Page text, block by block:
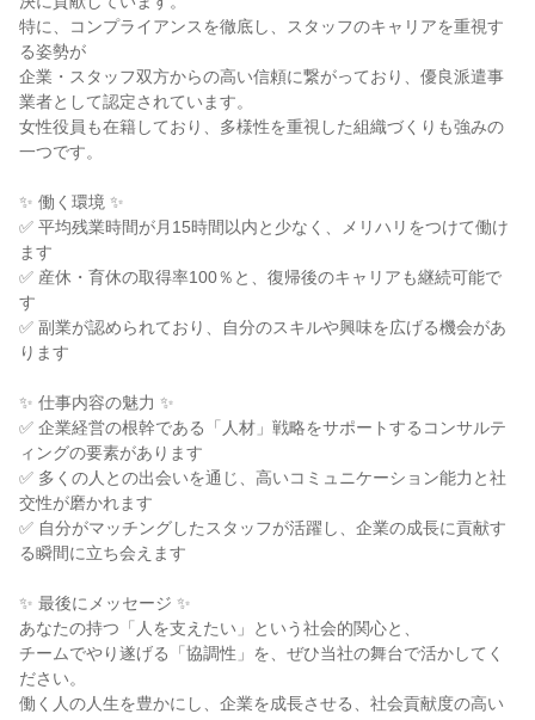
特に、コンプライアンスを徹底し、スタッフのキャリアを重視す
る姿勢が
企業・スタッフ双方からの高い信頼に繋がっており、優良派遣事
業者として認定されています。
女性役員も在籍しており、多様性を重視した組織づくりも強みの
一つです。
✨ 働く環境 ✨
✅ 平均残業時間が月15時間以内と少なく、メリハリをつけて働け
ます
✅ 産休・育休の取得率100％と、復帰後のキャリアも継続可能で
す
✅ 副業が認められており、自分のスキルや興味を広げる機会があ
ります
✨ 仕事内容の魅力 ✨
✅ 企業経営の根幹である「人材」戦略をサポートするコンサルテ
ィングの要素があります
✅ 多くの人との出会いを通じ、高いコミュニケーション能力と社
交性が磨かれます
✅ 自分がマッチングしたスタッフが活躍し、企業の成長に貢献す
る瞬間に立ち会えます
✨ 最後にメッセージ ✨
あなたの持つ「人を支えたい」という社会的関心と、
チームでやり遂げる「協調性」を、ぜひ当社の舞台で活かしてく
ださい。
働く人の人生を豊かにし、企業を成長させる、社会貢献度の高い